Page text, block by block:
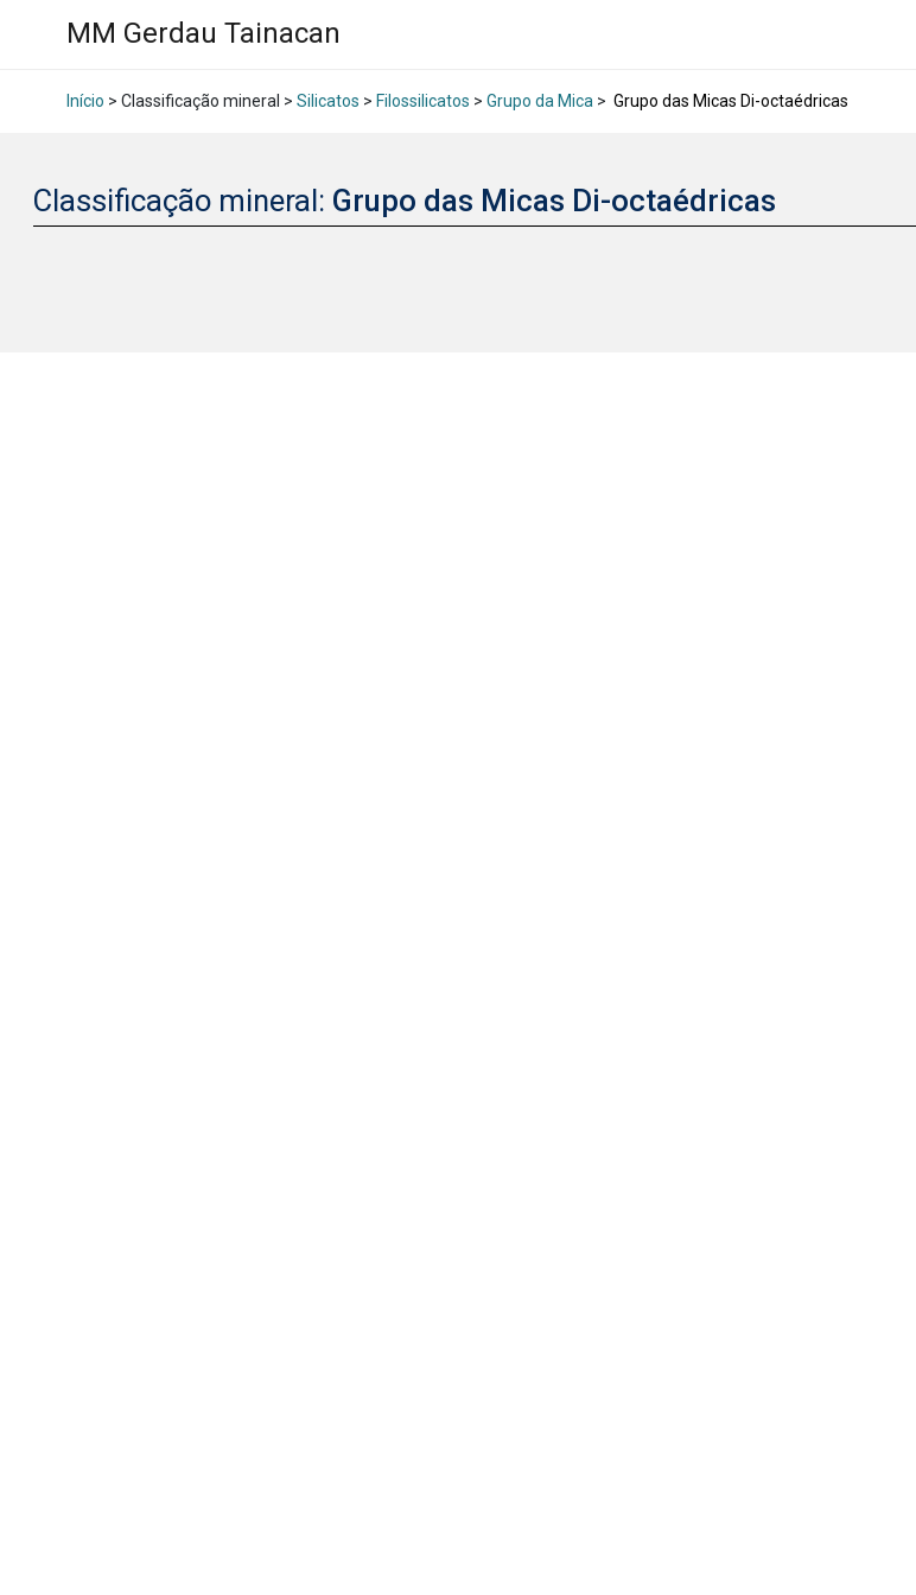
MM Gerdau Tainacan
Início > Classificação mineral > Silicatos > Filossilicatos > Grupo da Mica > Grupo das Micas Di-octaédricas
Classificação mineral: Grupo das Micas Di-octaédricas